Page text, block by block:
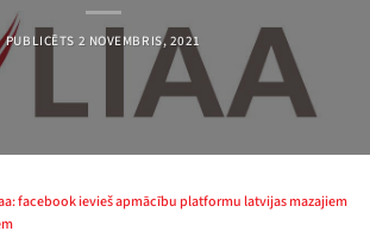
PUBLICĒTS 2 NOVEMBRIS, 2021
facebook ievieš apmācību platformu latvijas mazajiem